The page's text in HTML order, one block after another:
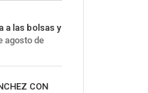
a las bolsas y
agosto de
CON